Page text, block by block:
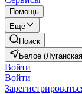
Помощь
Ещё
Поиск
Белое
Войти
Войти